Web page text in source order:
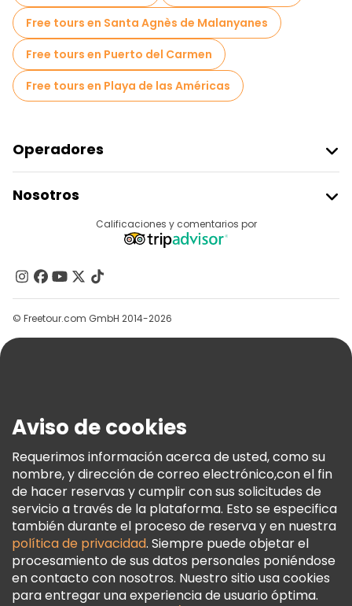
Free tours en Santa Agnès de Malanyanes
Free tours en Puerto del Carmen
Free tours en Playa de las Américas
Operadores
Acceder Como Proveedor
Programa De Afiliados
Nosotros
Contacto
Grupos
Ayuda
Términos E Información Legal
Política De Cookies
Freetour Premios
Programa De Fidelidad
Calificaciones y comentarios por
© Freetour.com GmbH 2014-2026
Aviso de cookies
Requerimos información acerca de usted, como su
nombre, y dirección de correo electrónico,con el fin
de hacer reservas y cumplir con sus solicitudes de
servicio a través de la plataforma. Esto se especifica
también durante el proceso de reserva y en nuestra
política de privacidad. Siempre puede objetar el
procesamiento de sus datos personales poniéndose
en contacto con nosotros. Nuestro sitio usa cookies
para entregar una experiencia de usuario óptima.